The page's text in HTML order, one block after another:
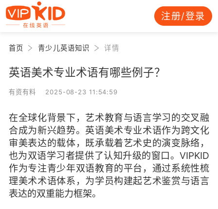
注册/登录
首页 青少儿英语知识 详情
英语美术专业术语有哪些例子？
有资有料 2025-08-23 11:54:59
在全球化背景下，艺术教育与语言学习的交叉融
合成为新兴趋势。英语美术专业术语作为跨文化
审美表达的载体，既承载着艺术史的演变脉络，
也为双语学习者提供了认知升级的窗口。VIPKID
作为专注青少年双语教育的平台，通过系统性梳
理美术术语体系，为学员构建起艺术鉴赏与语言
表达的双重能力框架。